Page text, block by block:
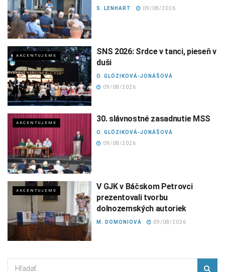
S. LENHART 09/08/2026
AKCENTUJEME
SNS 2026: Srdce v tanci, pieseň v
duši
O. GLÓZIKOVÁ-JONÁŠOVÁ
09/08/2026
AKCENTUJEME 30. slávnostné zasadnutie MSS
O. GLÓZIKOVÁ-JONÁŠOVÁ
09/08/2026
AKCENTUJEME
V GJK v Báčskom Petrovci
prezentovali tvorbu
dolnozemských autoriek
M. DOMONIOVÁ 09/08/2026